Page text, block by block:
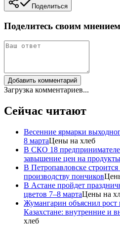
Поделиться
Поделитесь своим мнением
Добавить комментарий
Загрузка комментариев...
Сейчас читают
Весенние ярмарки
8 мартаЦены на хлеб
В СКО 18
завышение цен на продукты
В Петропавловске
производству пончиков
В Астане пройдет
цветов 7–8 мартаЦены на
Жумангарин объяснил рост
Казахстане: внутренние и
хлеб